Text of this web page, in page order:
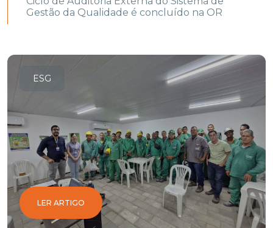
Gestão da Qualidade é concluído na OR
ESG
LER ARTIGO